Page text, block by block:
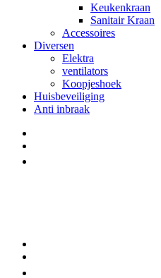
Keukenkraan
Sanitair Kraan
Accessoires
Diversen
Elektra
ventilators
Koopjeshoek
Huisbeveiliging
Anti inbraak